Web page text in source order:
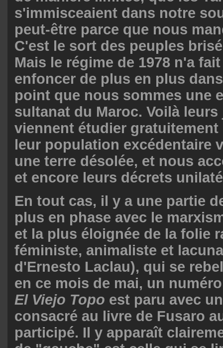
s'immisceaient dans notre
peut-être parce que nous
C'est le sort des peuples
Mais le régime de 1978 n'a
enfoncer de plus en plus
point que nous sommes une
sultanat du Maroc. Voilà
viennent étudier gratuitement
leur population excédentaire
une terre désolée, et nous
et encore leurs décrets
En tout cas, il y a une partie
plus en phase avec le
et la plus éloignée de la folie
féministe, animaliste et
d'Ernesto Laclau), qui se
en ce mois de mai, un
El Viejo Topo est paru avec
consacré au livre de Fusaro
participé. Il y apparaît